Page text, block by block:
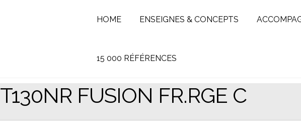
HOME ENSEIGNES & CONCEPTS
15 000 RÉFÉRENCES
T130NR FUSION FR.RGE C